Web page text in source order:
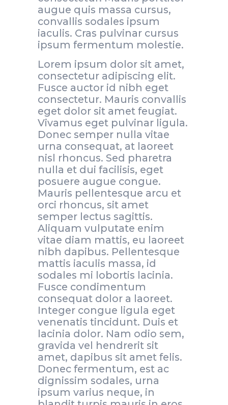
augue quis massa cursus,
convallis sodales ipsum
iaculis. Cras pulvinar cursus
ipsum fermentum molestie.
Lorem ipsum dolor sit amet,
consectetur adipiscing elit.
Fusce auctor id nibh eget
consectetur. Mauris convallis
eget dolor sit amet feugiat.
Vivamus eget pulvinar ligula.
Donec semper nulla vitae
urna consequat, at laoreet
nisl rhoncus. Sed pharetra
nulla et dui facilisis, eget
posuere augue congue.
Mauris pellentesque arcu et
orci rhoncus, sit amet
semper lectus sagittis.
Aliquam vulputate enim
vitae diam mattis, eu laoreet
nibh dapibus. Pellentesque
mattis iaculis massa, id
sodales mi lobortis lacinia.
Fusce condimentum
consequat dolor a laoreet.
Integer congue ligula eget
venenatis tincidunt. Duis et
lacinia dolor. Nam odio sem,
gravida vel hendrerit sit
amet, dapibus sit amet felis.
Donec fermentum, est ac
dignissim sodales, urna
ipsum varius neque, in